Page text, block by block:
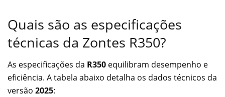
Quais são as especificações
técnicas da Zontes R350?
As especificações da R350 equilibram desempenho e
eficiência. A tabela abaixo detalha os dados técnicos da
versão 2025: